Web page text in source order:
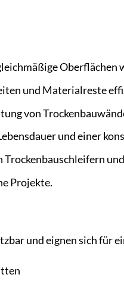
Oberflächen
und Materialreste
von
und einer
Projekte.
und eignen sich für